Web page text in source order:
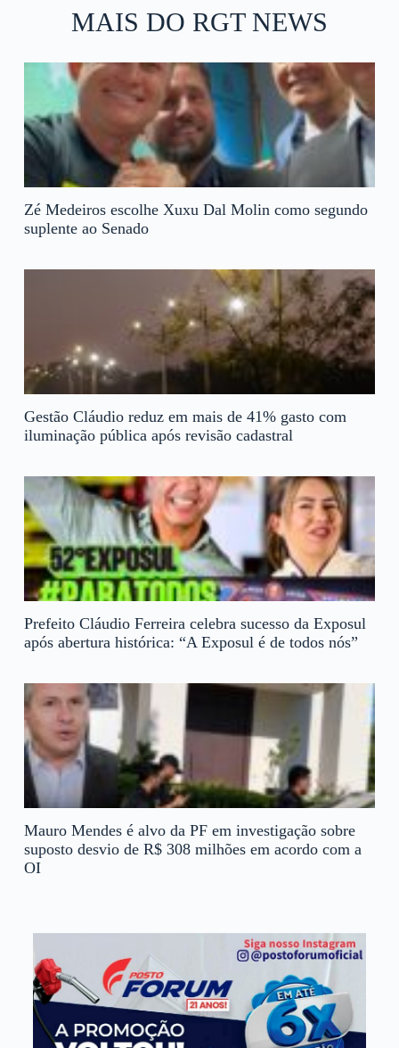
MAIS DO RGT NEWS
Zé Medeiros escolhe Xuxu Dal Molin como segundo
suplente ao Senado
Gestão Cláudio reduz em mais de 41% gasto com
iluminação pública após revisão cadastral
Prefeito Cláudio Ferreira celebra sucesso da Exposul
após abertura histórica: “A Exposul é de todos nós”
Mauro Mendes é alvo da PF em investigação sobre
suposto desvio de R$ 308 milhões em acordo com a
OI